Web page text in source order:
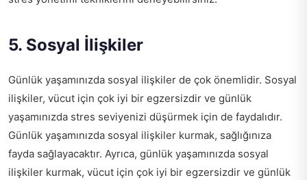
5. Sosyal İlişkiler
Günlük yaşamınızda sosyal ilişkiler de çok önemlidir. Sosyal
ilişkiler, vücut için çok iyi bir egzersizdir ve günlük
yaşamınızda stres seviyenizi düşürmek için de faydalıdır.
Günlük yaşamınızda sosyal ilişkiler kurmak, sağlığınıza
fayda sağlayacaktır. Ayrıca, günlük yaşamınızda sosyal
ilişkiler kurmak, vücut için çok iyi bir egzersizdir ve günlük